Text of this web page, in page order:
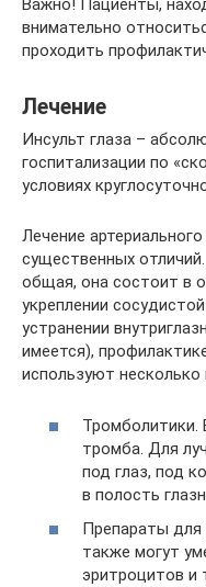
Важно! Пациенты,
внимательно
проходить
Лечение
Инсульт глаза –
госпитализации по
условиях
Лечение
существенных
общая, она состоит в
укреплении
устранении
имеется),
используют несколько
Тромболитики.
тромба. Для
под глаз, под
в полость
Препараты для
также могут
эритроцитов и